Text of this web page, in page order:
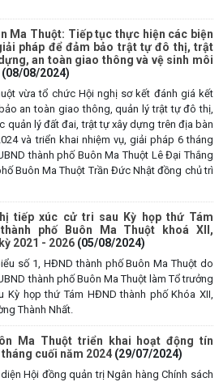
Ma Thuột: Tiếp tục thực hiện các biện
pháp để đảm bảo trật tự đô thị, trật
an toàn giao thông và vệ sinh môi
(08/08/2024)
vừa tổ chức Hội nghị sơ kết đánh giá kết
an toàn giao thông, quản lý trật tự đô thị,
quản lý đất đai, trật tự xây dựng trên địa bàn
và triển khai nhiệm vụ, giải pháp 6 tháng
thành phố Buôn Ma Thuột Lê Đại Thắng
Buôn Ma Thuột Trần Đức Nhật đồng chủ trì
tiếp xúc cử tri sau Kỳ họp thứ Tám
thành phố Buôn Ma Thuột khoá XII,
2021 - 2026 (05/08/2024)
số 1, HĐND thành phố Buôn Ma Thuột do
thành phố Buôn Ma Thuột làm Tổ trưởng
họp thứ Tám HĐND thành phố Khóa XII,
Thành Nhất.
Ma Thuột triển khai hoạt động tín
cuối năm 2024 (29/07/2024)
Hội đồng quản trị Ngân hàng Chính sách